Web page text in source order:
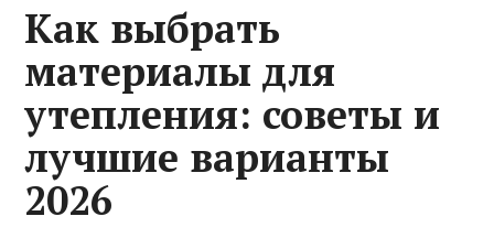
Как выбрать
материалы для
утепления: советы и
лучшие варианты
2026